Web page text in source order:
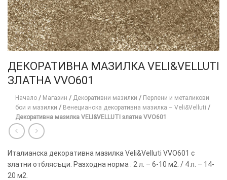
ДЕКОРАТИВНА МАЗИЛКА VELI&VELLUTI
ЗЛАТНА VVO601
Начало / Магазин / Декоративни мазилки / Перлени и металикови
бои и мазилки / Венецианска декоративна мазилка – Veli&Velluti /
Декоративна мазилка VELI&VELLUTI златна VVO601
Италианска декоративна мазилка Veli&Velluti VVO601 с
златни отблясъци. Разходна норма : 2 л. – 6-10 м2. / 4 л. – 14-
20 м2.